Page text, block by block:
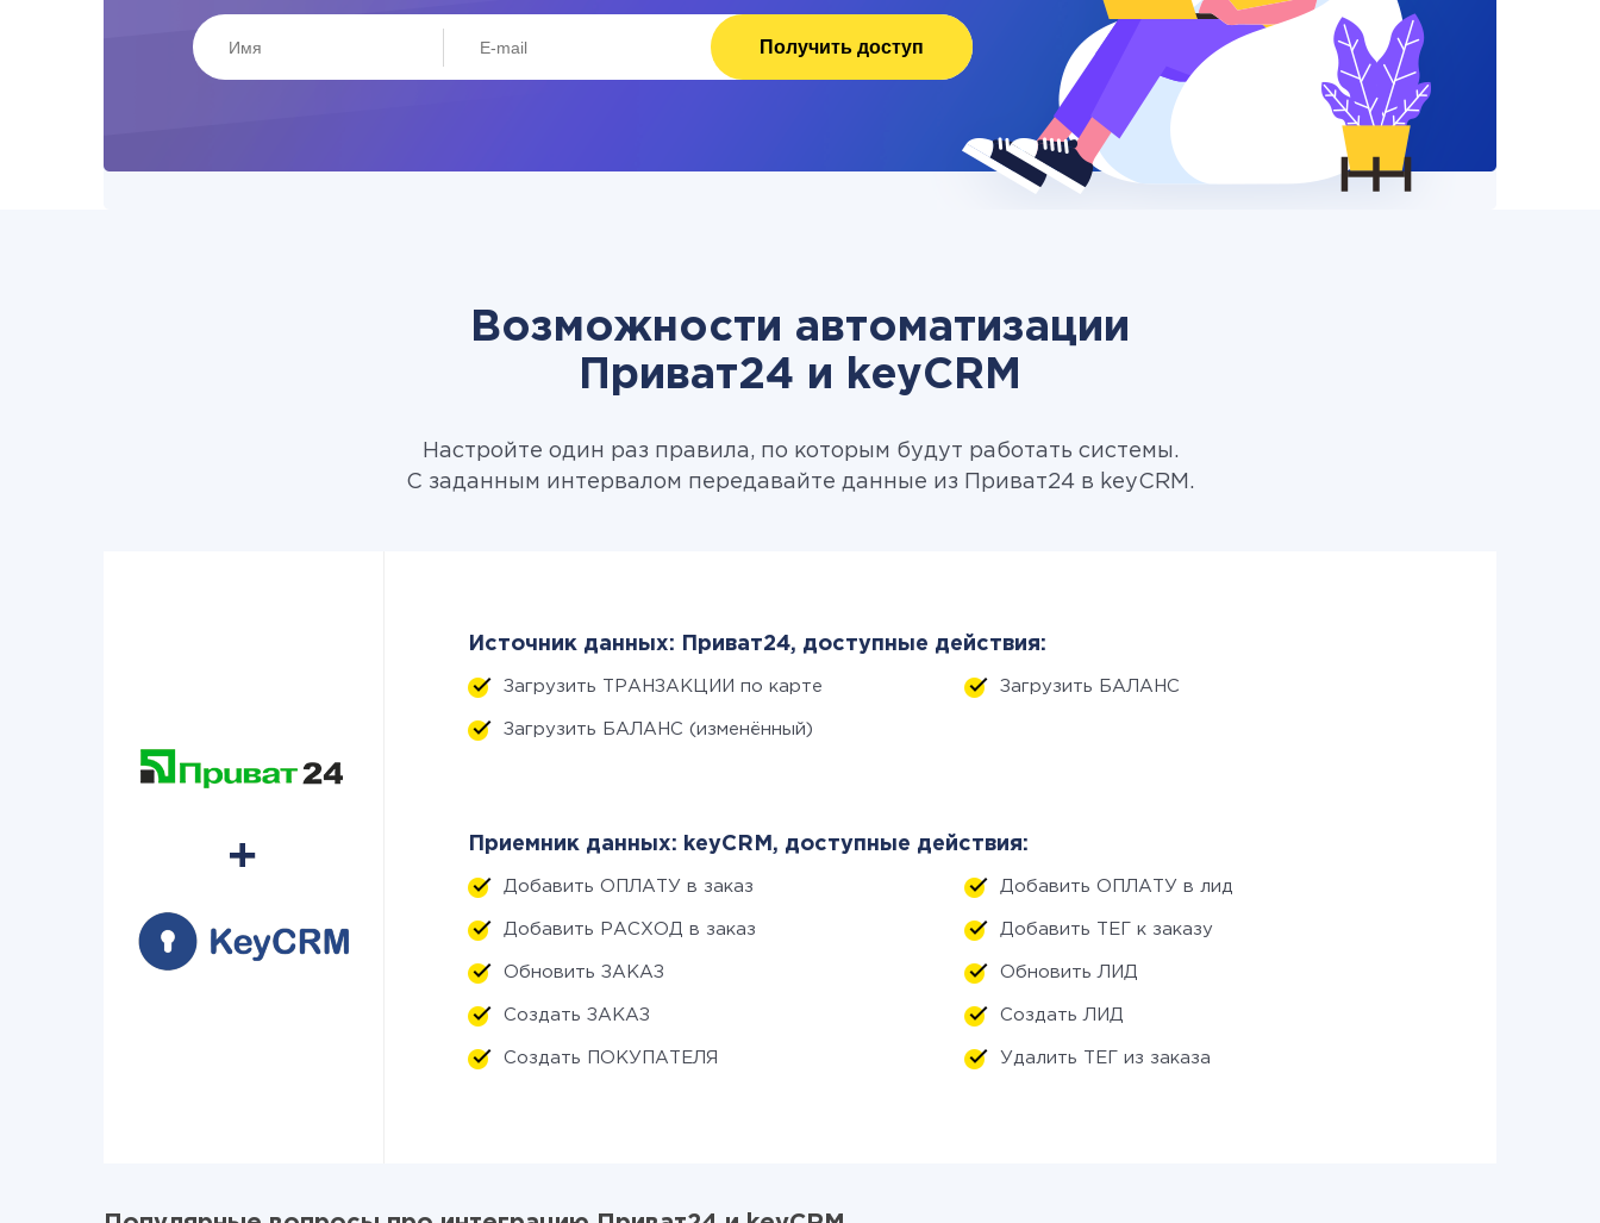
Получить доступ
Возможности автоматизации
Приват24 и keyCRM
Настройте один раз правила, по которым будут работать системы.
С заданным интервалом передавайте данные из Приват24 в keyCRM.
Источник данных: Приват24, доступные действия:
Загрузить ТРАНЗАКЦИИ по карте Загрузить БАЛАНС
Загрузить БАЛАНС (изменённый)
Приемник данных: keyCRM, доступные действия:
Добавить ОПЛАТУ в заказ Добавить ОПЛАТУ в лид
Добавить РАСХОД в заказ Добавить ТЕГ к заказу
Обновить ЗАКАЗ Обновить ЛИД
Создать ЗАКАЗ Создать ЛИД
Создать ПОКУПАТЕЛЯ Удалить ТЕГ из заказа